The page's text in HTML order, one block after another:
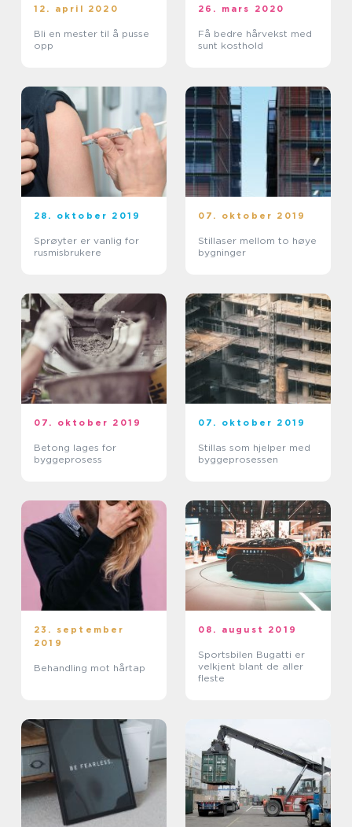
12. april 2020
Bli en mester til å pusse
opp
26. mars 2020
Få bedre hårvekst med
sunt kosthold
28. oktober 2019
Sprøyter er vanlig for
rusmisbrukere
07. oktober 2019
Stillaser mellom to høye
bygninger
07. oktober 2019
Betong lages for
byggeprosess
07. oktober 2019
Stillas som hjelper med
byggeprosessen
23. september
2019
Behandling mot hårtap
08. august 2019
Sportsbilen Bugatti er
velkjent blant de aller
fleste